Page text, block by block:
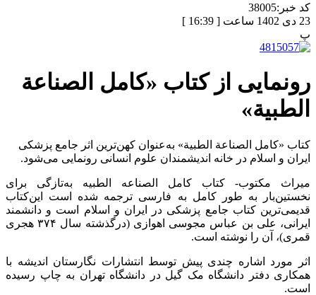
کد خبر:38005
23 دی 1402 ساعت [ 16:39 ]
پ
رونمایی از کتاب «کامل الصناعة
الطبیة»
کتاب «کامل الصناعة الطبیة» به‌عنوان کهن‌ترین اثر جامع پزشکی
ایران و اسلام در خانه اندیشمندان علوم انسانی رونمایی می‌شود.
میراث مکتوب- کتاب کامل الصناعه الطبیه به‌تازگی برای
نخستین‌بار به طور کامل به فارسی ترجمه شده است این‌کتاب
قدیمی‌ترین کتاب جامع پزشکی در ایران و اسلام است و دانشمند
ایرانی، علی بن عباس مجوسی اهوازی (درگذشته سال ۳۷۴ هجری
قمری)، آن را نوشته است.
اثر مورد اشاره چندی پیش توسط انتشارات نگارستان اندیشه با
همکاری دفتر دانشگاه مک گیل در دانشگاه تهران به چاپ رسیده
است.